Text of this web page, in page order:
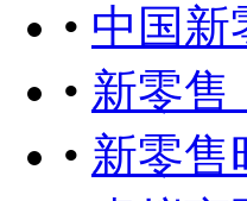
• 中国新
• 新零售
• 新零售